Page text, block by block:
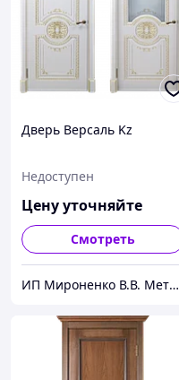
Дверь Версаль Kz
Недоступен
Цену уточняйте
Смотреть
ИП Мироненко В.В. Металлические и межкомнатные двери